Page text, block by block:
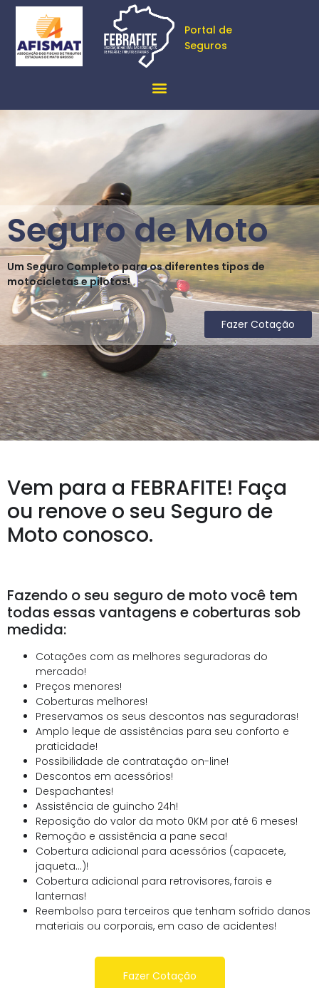
Portal de
Seguros
Seguro de Moto
Um Seguro Completo para os diferentes tipos de
motocicletas e pilotos!
Fazer Cotação
Vem para a FEBRAFITE! Faça
ou renove o seu Seguro de
Moto conosco.
Fazendo o seu seguro de moto você tem
todas essas vantagens e coberturas sob
medida:
Cotações com as melhores seguradoras do
mercado!
Preços menores!
Coberturas melhores!
Preservamos os seus descontos nas seguradoras!
Amplo leque de assistências para seu conforto e
praticidade!
Possibilidade de contratação on-line!
Descontos em acessórios!
Despachantes!
Assistência de guincho 24h!
Reposição do valor da moto 0KM por até 6 meses!
Remoção e assistência a pane seca!
Cobertura adicional para acessórios (capacete,
jaqueta…)!
Cobertura adicional para retrovisores, farois e
lanternas!
Reembolso para terceiros que tenham sofrido danos
materiais ou corporais, em caso de acidentes!
Fazer Cotação